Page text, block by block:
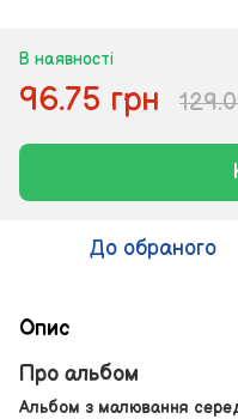
В наявності
96.75 грн
До обраного
Опис
Про альбом
Альбом з малювання